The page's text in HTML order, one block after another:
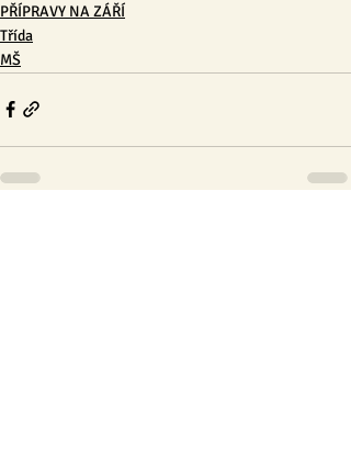
PŘÍPRAVY NA ZÁŘÍ
Třída
MŠ